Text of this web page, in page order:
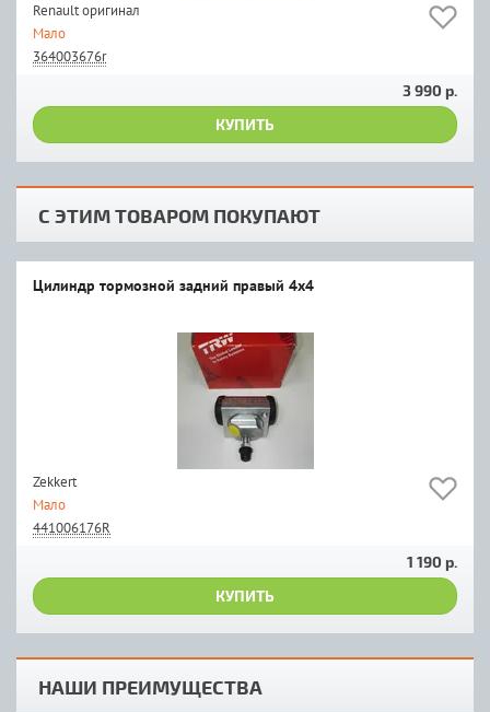
Renault оригинал
Мало
364003676r
3 990 р.
КУПИТЬ
С ЭТИМ ТОВАРОМ ПОКУПАЮТ
Цилиндр тормозной задний правый 4x4
Zekkert
Мало
441006176R
1 190 р.
КУПИТЬ
НАШИ ПРЕИМУЩЕСТВА